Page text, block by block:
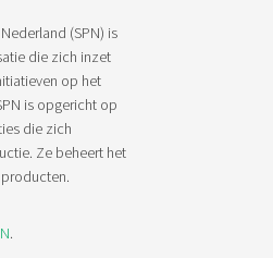
(SPN) is
die zich inzet
op het
is opgericht op
die zich
Ze beheert het
.